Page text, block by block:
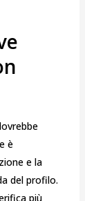
è
e la
del profilo.
più